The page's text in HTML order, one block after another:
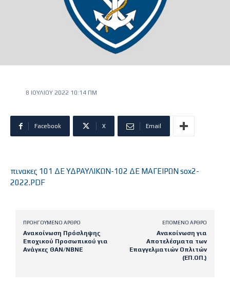
8 ΙΟΥΛΊΟΥ 2022 10:14 ΠΜ
Facebook X Email
πινακες 101 ΔΕ ΥΔΡΑΥΛΙΚΩΝ-102 ΔΕ ΜΑΓΕΙΡΩΝ sox2-
2022.PDF
ΠΡΟΗΓΟΎΜΕΝΟ ΆΡΘΡΟ
Ανακοίνωση Πρόσληψης
Εποχικού Προσωπικού για
Ανάγκες ΘΑΝ/ΝΒΝΕ
ΕΠΌΜΕΝΟ ΆΡΘΡΟ
Ανακοίνωση για
Αποτελέσματα των
Επαγγελματιών Οπλιτών
(ΕΠ.ΟΠ.)